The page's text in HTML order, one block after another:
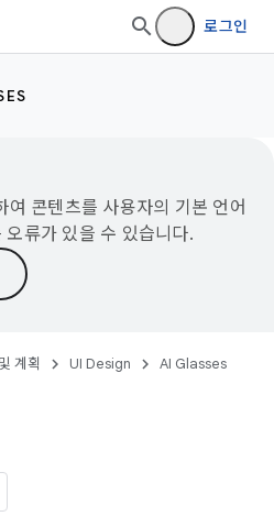
로그인
콘텐츠를 사용자의 기본 언어
류가 있을 수 있습니다.
계획 UI Design
AI Glasses